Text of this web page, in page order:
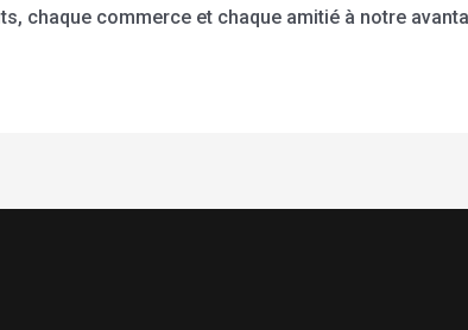
chaque commerce et chaque amitié à notre